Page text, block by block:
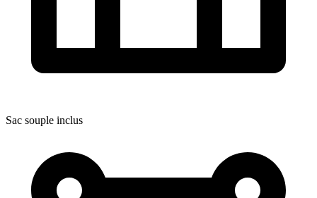
Sac souple inclus